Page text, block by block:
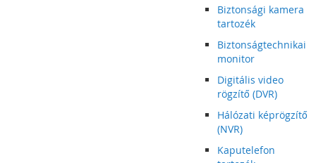
Biztonsági kamera
tartozék
Biztonságtechnikai
monitor
Digitális video
rögzítő (DVR)
Hálózati képrögzítő
(NVR)
Kaputelefon